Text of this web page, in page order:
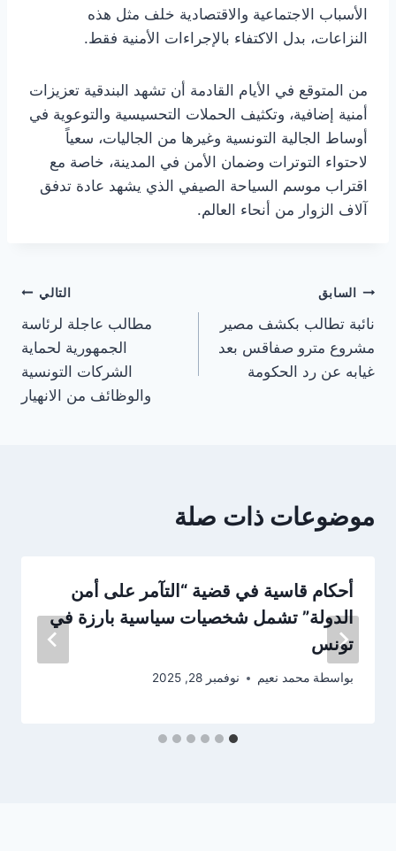
الأسباب الاجتماعية والاقتصادية خلف مثل هذه
النزاعات، بدل الاكتفاء بالإجراءات الأمنية فقط.
من المتوقع في الأيام القادمة أن تشهد البندقية تعزيزات
أمنية إضافية، وتكثيف الحملات التحسيسية والتوعوية في
أوساط الجالية التونسية وغيرها من الجاليات، سعياً
لاحتواء التوترات وضمان الأمن في المدينة، خاصة مع
اقتراب موسم السياحة الصيفي الذي يشهد عادة تدفق
آلاف الزوار من أنحاء العالم.
تصفّح
المقالات
السابق
نائبة تطالب بكشف مصير
مشروع مترو صفاقس بعد
غيابه عن رد الحكومة
التالي
مطالب عاجلة لرئاسة
الجمهورية لحماية
الشركات التونسية
والوظائف من الانهيار
موضوعات ذات صلة
أحكام قاسية في قضية “التآمر على أمن
الدولة” تشمل شخصيات سياسية بارزة في
تونس
بواسطة محمد نعيم نوفمبر 28, 2025